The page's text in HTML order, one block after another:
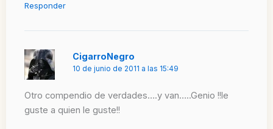
Responder
CigarroNegro
10 de junio de 2011 a las 15:49
Otro compendio de verdades….y van…..Genio !!le
guste a quien le guste!!